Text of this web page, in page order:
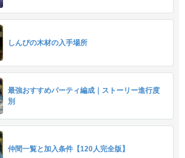
しんぴの木材の入手場所
最強おすすめパーティ編成｜ストーリー進行度
別
仲間一覧と加入条件【120人完全版】